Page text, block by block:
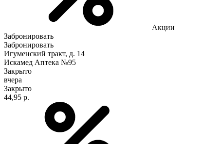
Акции
Забронировать
Забронировать
Игуменский тракт, д. 14
Искамед Аптека №95
Закрыто
вчера
Закрыто
44,95 р.